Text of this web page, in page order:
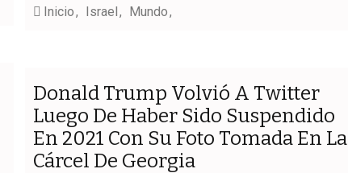
Inicio Israel Mundo
Donald Trump Volvió A Twitter
Luego De Haber Sido Suspendido
En 2021 Con Su Foto Tomada En La
Cárcel De Georgia